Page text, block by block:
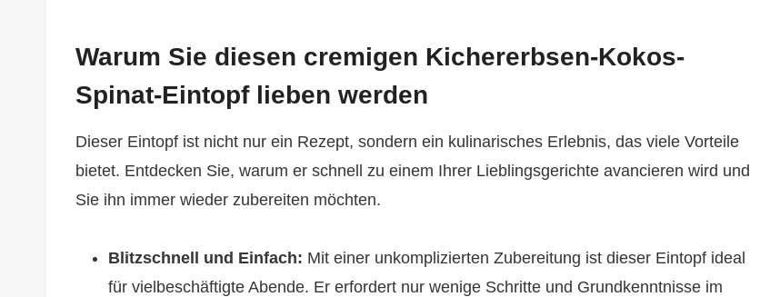
Warum Sie diesen cremigen Kichererbsen-Kokos-
Spinat-Eintopf lieben werden
Dieser Eintopf ist nicht nur ein Rezept, sondern ein kulinarisches Erlebnis, das viele Vorteile
bietet. Entdecken Sie, warum er schnell zu einem Ihrer Lieblingsgerichte avancieren wird und
Sie ihn immer wieder zubereiten möchten.
Blitzschnell und Einfach: Mit einer unkomplizierten Zubereitung ist dieser Eintopf ideal
für vielbeschäftigte Abende. Er erfordert nur wenige Schritte und Grundkenntnisse im